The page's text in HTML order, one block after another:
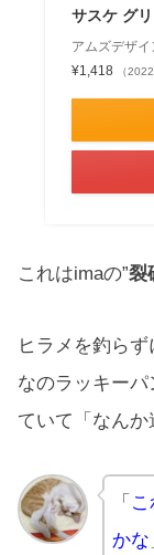
サスケ グ
アムズデザ
¥1,418
（
これはimaの”裂
ヒラメを釣ら
なのラッキー
ていて「なんか
「
かな